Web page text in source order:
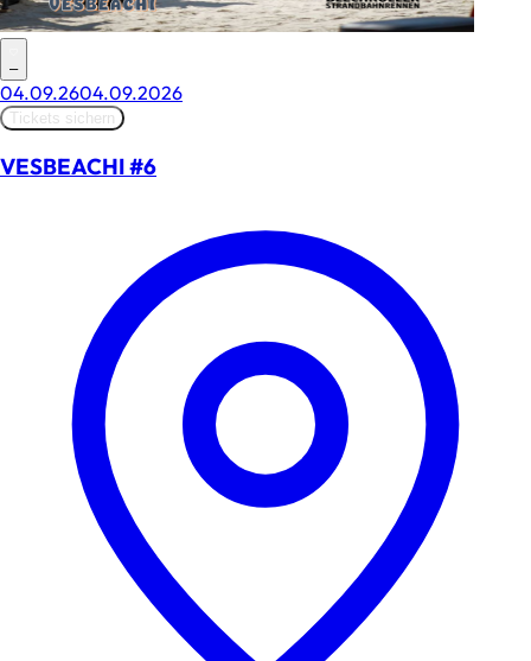
–
04.09.2604.09.2026
Tickets sichern
VESBEACHI #6